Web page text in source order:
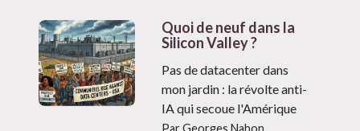
Quoi de neuf dans la
Silicon Valley ?
Pas de datacenter dans
mon jardin : la révolte anti-
IA qui secoue l'Amérique
Par Georges Nahon